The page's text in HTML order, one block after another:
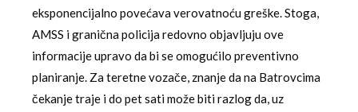
eksponencijalno povećava verovatnoću greške. Stoga,
AMSS i granična policija redovno objavljuju ove
informacije upravo da bi se omogućilo preventivno
planiranje. Za teretne vozače, znanje da na Batrovcima
čekanje traje i do pet sati može biti razlog da, uz